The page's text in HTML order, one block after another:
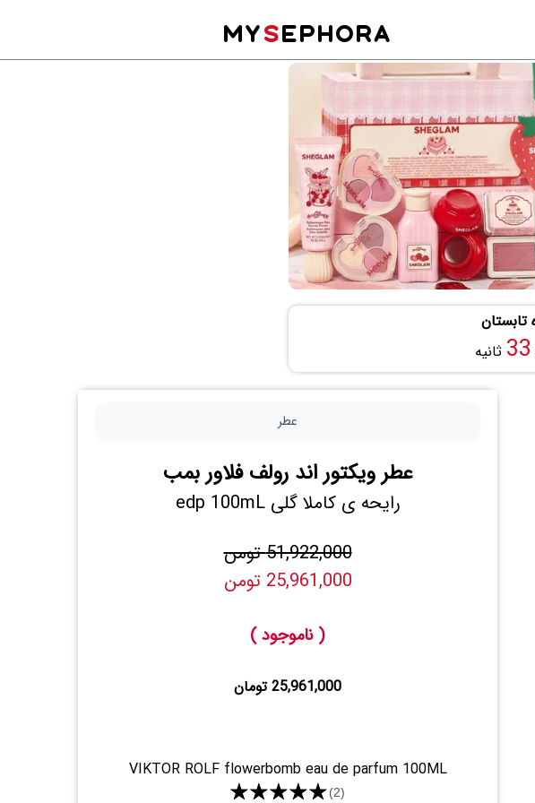
MYSEPHORA
32 ثانیه
عطر
عطر ویکتور اند رولف فلاور بمب
رایحه ی کاملا گلی edp 100mL
51,922,000 تومن
25,961,000 تومن
( ناموجود )
25,961,000 تومان
VIKTOR ROLF flowerbomb eau de parfum 100ML
★★★★★(2)